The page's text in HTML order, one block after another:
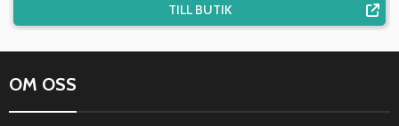
TILL BUTIK
OM OSS